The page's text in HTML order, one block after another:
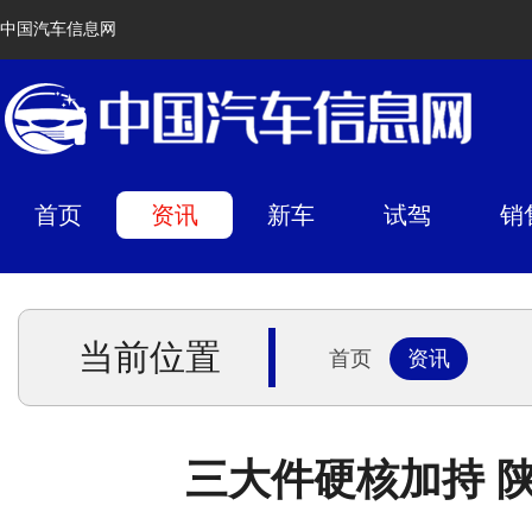
中国汽车信息网
首页 资讯 新车 试驾 销
当前位置 首页 资讯
三大件硬核加持